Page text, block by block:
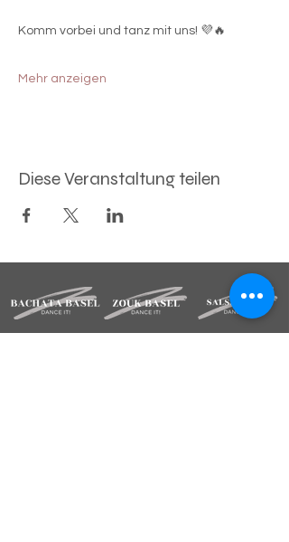
Komm vorbei und tanz mit uns! 💜🔥
Mehr anzeigen
Diese Veranstaltung teilen